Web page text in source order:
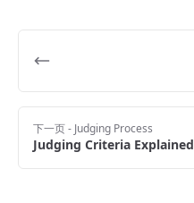
下一页- Judging Process
Judging Criteria Explained